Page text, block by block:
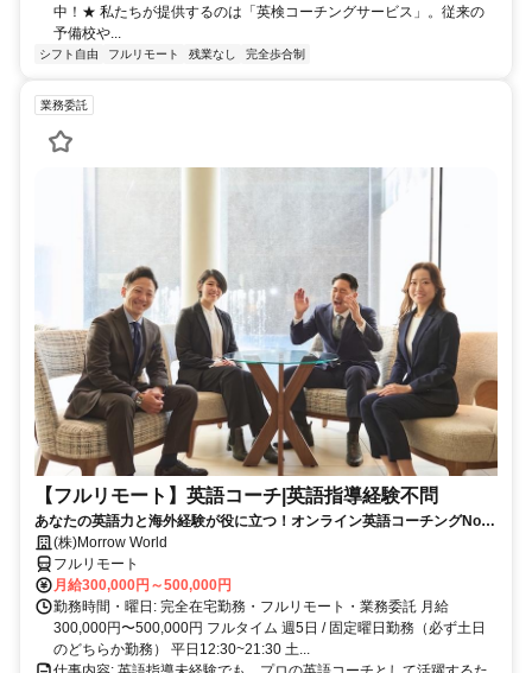
中！★ 私たちが提供するのは「英検コーチングサービス」。従来の
予備校や...
シフト自由 フルリモート 残業なし 完全歩合制
業務委託
【フルリモート】英語コーチ|英語指導経験不問
あなたの英語力と海外経験が役に立つ！オンライン英語コーチングNo1
のイングリード
(株)Morrow World
フルリモート
月給300,000円～500,000円
勤務時間・曜日: 完全在宅勤務・フルリモート・業務委託 月給
300,000円〜500,000円 フルタイム 週5日 / 固定曜日勤務（必ず土日
のどちらか勤務） 平日12:30~21:30 土...